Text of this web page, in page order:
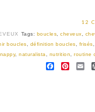
12
Tags: boucles cheveux
boucles définition boucles frisés
nappy, naturalista nutrition routine